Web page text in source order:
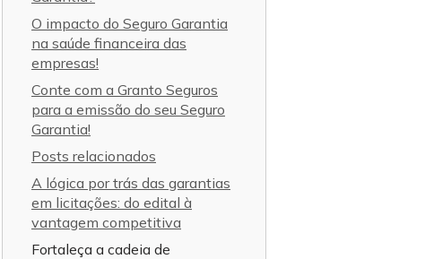
O impacto do Seguro Garantia
na saúde financeira das
empresas!
Conte com a Granto Seguros
para a emissão do seu Seguro
Garantia!
Posts relacionados
A lógica por trás das garantias
em licitações: do edital à
vantagem competitiva
Fortaleça a cadeia de